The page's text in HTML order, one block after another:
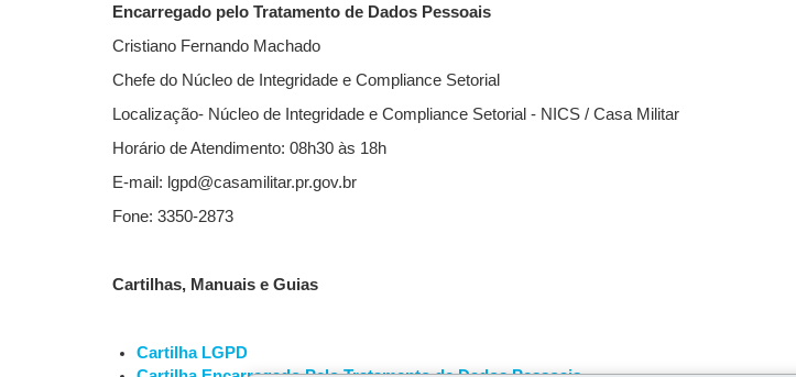
Encarregado pelo Tratamento de Dados Pessoais
Cristiano Fernando Machado
Chefe do Núcleo de Integridade e Compliance Setorial
Localização- Núcleo de Integridade e Compliance Setorial - NICS / Casa Militar
Horário de Atendimento: 08h30 às 18h
E-mail: lgpd@casamilitar.pr.gov.br
Fone: 3350-2873
Cartilhas, Manuais e Guias
Cartilha LGPD